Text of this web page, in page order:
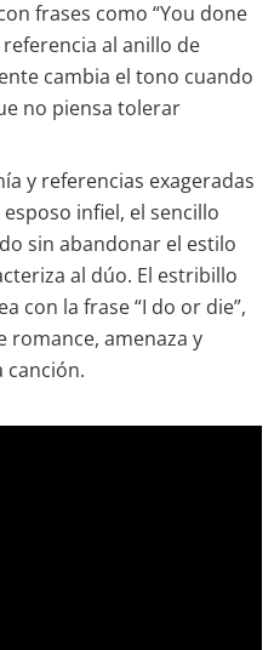
frases como “You done
al anillo de
cambia el tono cuando
no piensa tolerar
y referencias exageradas
infiel, el sencillo
sin abandonar el estilo
al dúo. El estribillo
con la frase “I do or die”,
romance, amenaza y
canción.